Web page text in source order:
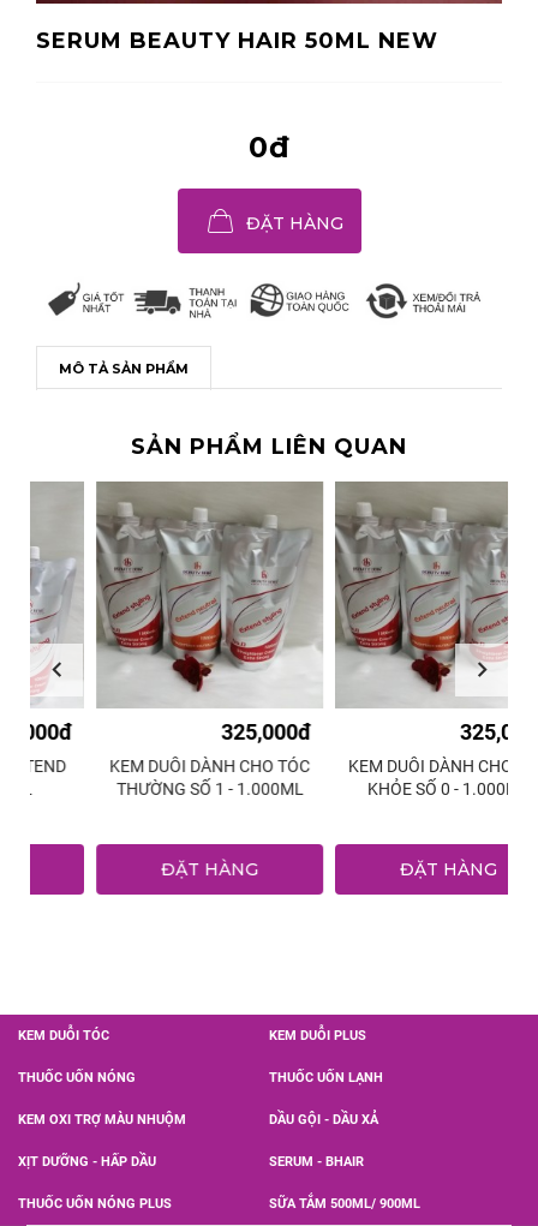
SERUM BEAUTY HAIR 50ML NEW
0đ
ĐẶT HÀNG
MÔ TẢ SẢN PHẨM
SẢN PHẨM LIÊN QUAN
KEM DUỖI DÀNH CHO TÓC
THƯỜNG SỐ 1 - 1.000ML
325,000đ
ĐẶT HÀNG
KEM DUỖI DÀNH CHO TÓC
KHỎE SỐ 0 - 1.000ML
325,000đ
ĐẶT HÀNG
KEM DUỖI TÓC KEM DUỖI PLUS
THUỐC UỐN NÓNG THUỐC UỐN LẠNH
KEM OXI TRỢ MÀU NHUỘM DẦU GỘI - DẦU XẢ
XỊT DƯỠNG - HẤP DẦU SERUM - BHAIR
THUỐC UỐN NÓNG PLUS SỮA TẮM 500ML/ 900ML